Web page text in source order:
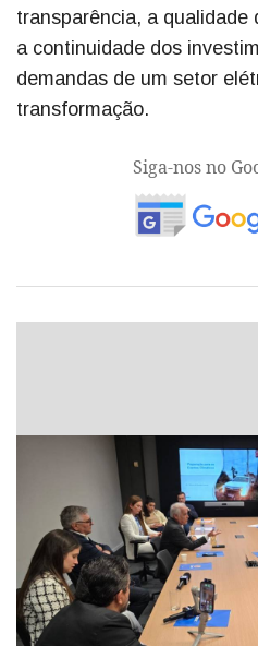
transparência, a qualidade
a continuidade dos
demandas de um setor
transformação.
Siga-nos no